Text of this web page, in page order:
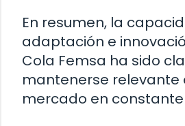
En resumen, la
adaptación e
Cola Femsa ha sido
mantenerse relevante
mercado en constante